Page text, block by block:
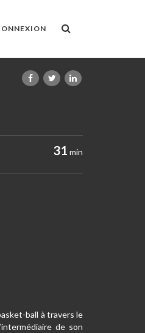
31 min
ball à travers le
de son